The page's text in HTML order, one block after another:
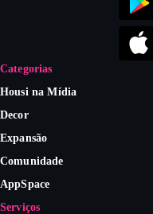
Categorias
Housi na Mídia
Decor
Expansão
Comunidade
AppSpace
Serviços